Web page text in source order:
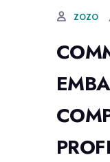
ZOZO